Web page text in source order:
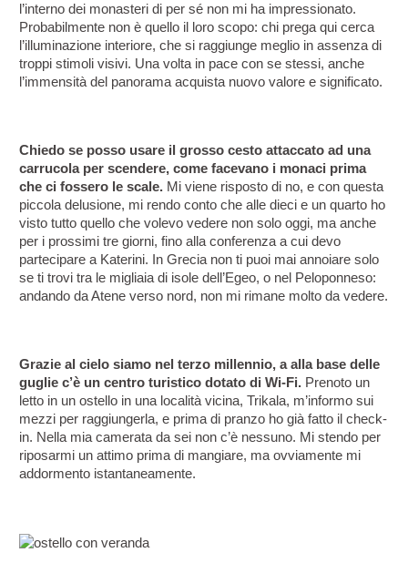
l’interno dei monasteri di per sé non mi ha impressionato.
Probabilmente non è quello il loro scopo: chi prega qui cerca
l’illuminazione interiore, che si raggiunge meglio in assenza di
troppi stimoli visivi. Una volta in pace con se stessi, anche
l’immensità del panorama acquista nuovo valore e significato.
Chiedo se posso usare il grosso cesto attaccato ad una
carrucola per scendere, come facevano i monaci prima
che ci fossero le scale. Mi viene risposto di no, e con questa
piccola delusione, mi rendo conto che alle dieci e un quarto ho
visto tutto quello che volevo vedere non solo oggi, ma anche
per i prossimi tre giorni, fino alla conferenza a cui devo
partecipare a Katerini. In Grecia non ti puoi mai annoiare solo
se ti trovi tra le migliaia di isole dell’Egeo, o nel Peloponneso:
andando da Atene verso nord, non mi rimane molto da vedere.
Grazie al cielo siamo nel terzo millennio, a alla base delle
guglie c’è un centro turistico dotato di Wi-Fi. Prenoto un
letto in un ostello in una località vicina, Trikala, m’informo sui
mezzi per raggiungerla, e prima di pranzo ho già fatto il check-
in. Nella mia camerata da sei non c’è nessuno. Mi stendo per
riposarmi un attimo prima di mangiare, ma ovviamente mi
addormento istantaneamente.